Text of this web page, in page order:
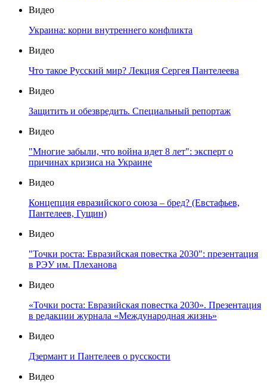
Видео
Украина: корни внутреннего конфликта
Видео
Что такое Русский мир? Лекция Сергея Пантелеева
Видео
Защитить и обезвредить. Специальный репортаж
Видео
"Многие забыли, что война идет 8 лет": эксперт о
причинах кризиса на Украине
Видео
Концепция евразийского союза – бред? (Евстафьев,
Пантелеев, Гущин)
Видео
"Точки роста: Евразийская повестка 2030": презентация
в РЭУ им. Плеханова
Видео
«Точки роста: Евразийская повестка 2030». Презентация
в редакции журнала «Международная жизнь»
Видео
Дзермант и Пантелеев о русскости
Видео